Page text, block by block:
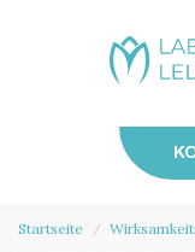
Startseite /